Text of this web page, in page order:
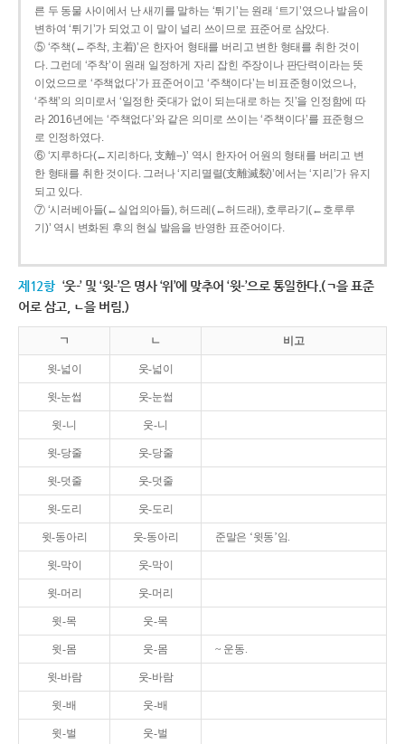
른 두 동물 사이에서 난 새끼를 말하는 ‘튀기’는 원래 ‘트기’였으나 발음이
변하여 ‘튀기’가 되었고 이 말이 널리 쓰이므로 표준어로 삼았다.
⑤ ‘주책(←주착, 主着)’은 한자어 형태를 버리고 변한 형태를 취한 것이
다. 그런데 ‘주착’이 원래 일정하게 자리 잡힌 주장이나 판단력이라는 뜻
이었으므로 ‘주책없다’가 표준어이고 ‘주책이다’는 비표준형이었으나,
‘주책’의 의미로서 ‘일정한 줏대가 없이 되는대로 하는 짓’을 인정함에 따
라 2016년에는 ‘주책없다’와 같은 의미로 쓰이는 ‘주책이다’를 표준형으
로 인정하였다.
⑥ ‘지루하다(←지리하다, 支離--)’ 역시 한자어 어원의 형태를 버리고 변
한 형태를 취한 것이다. 그러나 ‘지리멸렬(支離滅裂)’에서는 ‘지리’가 유지
되고 있다.
⑦ ‘시러베아들(←실업의아들), 허드레(←허드래), 호루라기(←호루루
기)’ 역시 변화된 후의 현실 발음을 반영한 표준어이다.
제12항 ‘웃-’ 및 ‘윗-’은 명사 ‘위’에 맞추어 ‘윗-’으로 통일한다.(ㄱ을 표준
어로 삼고, ㄴ을 버림.)
ㄱ ㄴ 비고
윗-넓이 웃-넓이
윗-눈썹 웃-눈썹
윗-니 웃-니
윗-당줄 웃-당줄
윗-덧줄 웃-덧줄
윗-도리 웃-도리
윗-동아리 웃-동아리 준말은 ‘윗동’임.
윗-막이 웃-막이
윗-머리 웃-머리
윗-목 웃-목
윗-몸 웃-몸 ~ 운동.
윗-바람 웃-바람
윗-배 웃-배
윗-벌 웃-벌